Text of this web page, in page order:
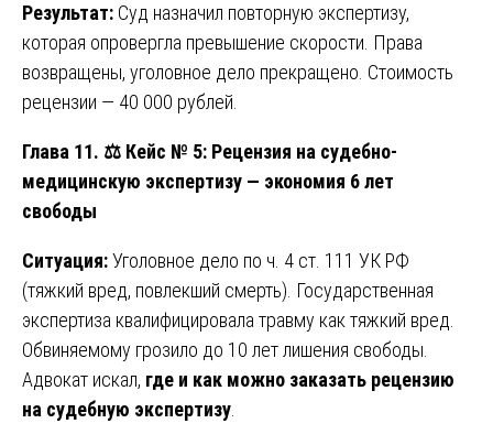
Результат: Суд назначил повторную экспертизу,
которая опровергла превышение скорости. Права
возвращены, уголовное дело прекращено. Стоимость
рецензии — 40 000 рублей.
Глава 11. ⚖️ Кейс № 5: Рецензия на судебно-
медицинскую экспертизу — экономия 6 лет
свободы
Ситуация:Уголовное дело по ч. 4 ст. 111 УК РФ
(тяжкий вред, повлекший смерть). Государственная
экспертиза квалифицировала травму как тяжкий вред.
Обвиняемому грозило до 10 лет лишения свободы.
Адвокат искал, где и как можно заказать рецензию
на судебную экспертизу.